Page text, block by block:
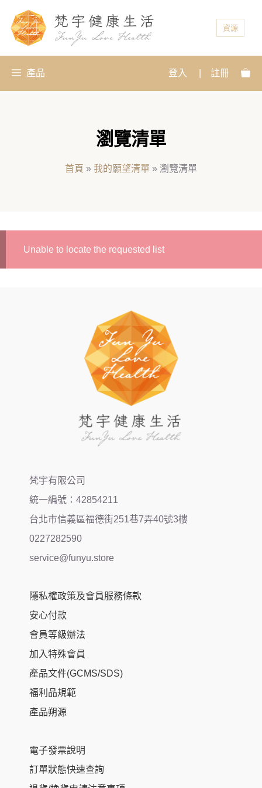
資源
產品 登入 註冊
瀏覽清單
首頁 » 我的願望清單 » 瀏覽清單
Unable to locate the requested list
梵宇有限公司
統一編號：42854211
台北市信義區福德街251巷7弄40號3樓
0227282590
service@funyu.store
隱私權政策及會員服務條款
安心付款
會員等級辦法
加入特殊會員
產品文件(GCMS/SDS)
福利品規範
產品朔源
電子發票說明
訂單狀態快速查詢